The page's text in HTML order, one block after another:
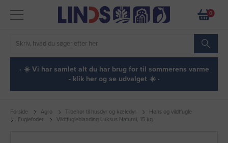
0
· ☀️ Vi har samlet alt du har brug for til sommerens varme
- klik her og se udvalget ☀️ ·
Forside Agro Tilbehør til husdyr og kæledyr
Høns og vildtfugle
Fuglefoder
Vildtfugleblanding Luksus Natural, 15 kg